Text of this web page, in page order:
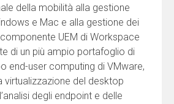
della mobilità alla gestione
e Mac e alla gestione dei
UEM di Workspace
di un più ampio portafoglio di
end-user computing di VMware,
virtualizzazione del desktop
degli endpoint e delle